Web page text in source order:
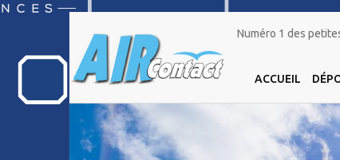
Numéro 1 des
ACCUEIL